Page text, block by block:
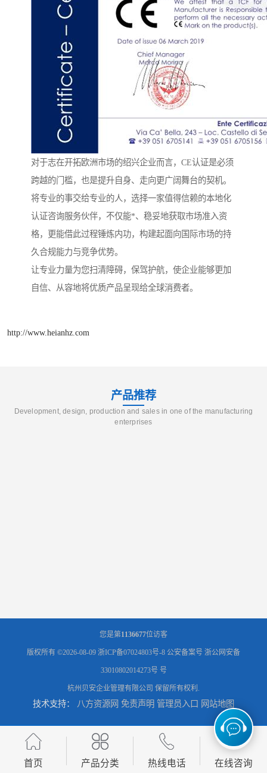
对于志在开拓欧洲市场的绍兴企业而言，CE认证是必须
跨越的门槛，也是提升自身、走向更广阔舞台的契机。
将专业的事交给专业的人，选择一家值得信赖的本地化
认证咨询服务伙伴，不仅能*、稳妥地获取市场准入资
格，更能借此过程锤炼内功，构建起面向国际市场的持
久合规能力与竞争优势。
让专业力量为您扫清障碍，保驾护航，使企业能够更加
自信、从容地将优质产品呈现给全球消费者。
http://www.heianhz.com
产品推荐
Development, design, production and sales in one of the manufacturing
enterprises
您是第1136677位访客
版权所有 ©2026-08-09 浙ICP备07024803号-8 公安备案号 浙公网安备
33010802014273号 号
杭州贝安企业管理有限公司 保留所有权利.
技术支持： 八方资源网 免责声明 管理员入口 网站地图
首页 产品分类 热线电话 在线咨询